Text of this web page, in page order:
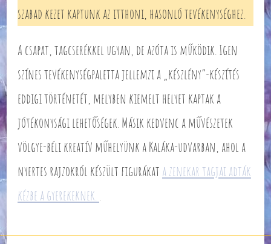
szabad kezet kaptunk az itthoni, hasonló tevékenységhez.
A csapat, tagcserékkel ugyan, de azóta is működik. Igen
színes tevékenységpaletta jellemzi a „készlény”-készítés
eddigi történetét, melyben kiemelt helyet kaptak a
jótékonysági lehetőségek. Másik kedvenc a művészetek
völgye-béli kreatív műhelyünk a Kaláka-udvarban, ahol a
nyertes rajzokról készült figurákat a zenekar tagjai adták
kézbe a gyerekeknek.